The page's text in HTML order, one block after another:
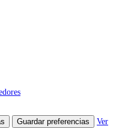
Guardar preferencias
Ver